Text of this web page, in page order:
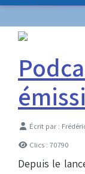
DétailsÉcrit par :
Clics : 70790
Depuis le